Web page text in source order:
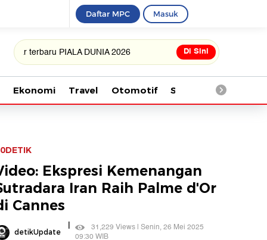
Daftar MPC Masuk
PIALA DUNIA 2026 Di Sini
Ekonomi Travel Otomotif Saintek
Ekspresi Kemenangan
Iran Raih Palme d'Or
Cannes
detikUpdate |
31,229 Views | Senin, 26 Mei 2025
09:30 WIB